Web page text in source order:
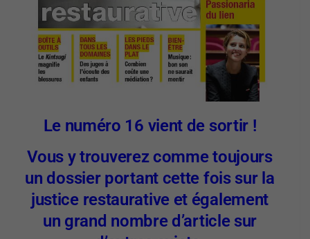
Le numéro 16 vient de sortir !
Vous y trouverez comme toujours
un dossier portant cette fois sur la
justice restaurative et également
un grand nombre d’article sur